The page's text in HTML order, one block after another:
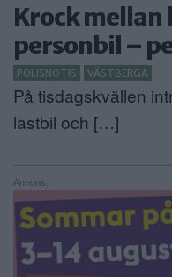
Krock mellan
personbil –
POLISNOTIS VÄSTBERGA
På tisdagskvällen
lastbil och […]
Annons: